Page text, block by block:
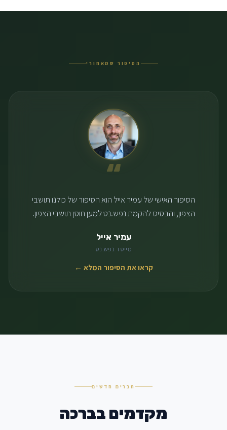
הסיפור שמאחורי
“
הסיפור האישי של עמיר אייל הוא הסיפור של כולנו תושבי
הצפון, והבסיס להקמת נפש.נט למען חוסן תושבי הצפון.
עמיר אייל
מייסד נפש.נט
קראו את הסיפור המלא ←
חברים חדשים
מקדמים בברכה